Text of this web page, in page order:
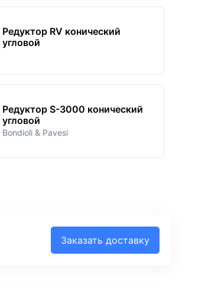
Редуктор RV конический
угловой
Редуктор S-3000 конический
угловой
Bondioli & Pavesi
Заказать доставку